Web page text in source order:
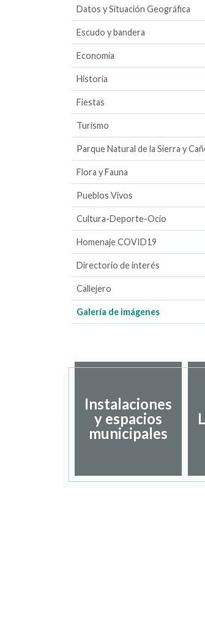
Datos y Situación Geográfica
Escudo y bandera
Economía
Historia
Fiestas
Turismo
Parque Natural de la Sierra y
Flora y Fauna
Pueblos Vivos
Cultura-Deporte-Ocio
Homenaje COVID19
Directorio de interés
Callejero
Galería de imágenes
Instalaciones
y espacios
municipales